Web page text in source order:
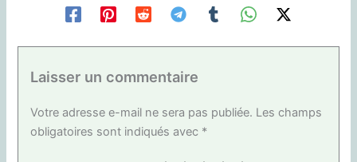
Laisser un commentaire
Votre adresse e-mail ne sera pas publiée. Les champs
obligatoires sont indiqués avec *